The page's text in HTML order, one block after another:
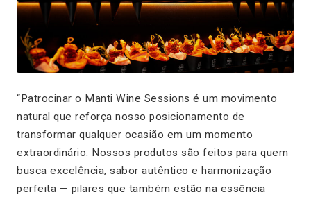
“Patrocinar o Manti Wine Sessions é um movimento
natural que reforça nosso posicionamento de
transformar qualquer ocasião em um momento
extraordinário. Nossos produtos são feitos para quem
busca excelência, sabor autêntico e harmonização
perfeita — pilares que também estão na essência